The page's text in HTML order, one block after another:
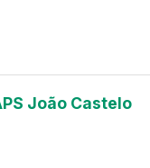
João Castelo